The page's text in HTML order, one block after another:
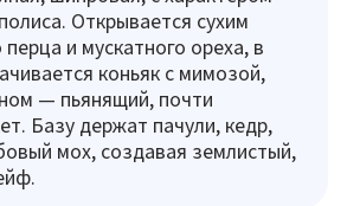
Открывается сухим
и мускатного ореха, в
коньяк с мимозой,
— пьянящий, почти
Базу держат пачули, кедр,
мох, создавая землистый,